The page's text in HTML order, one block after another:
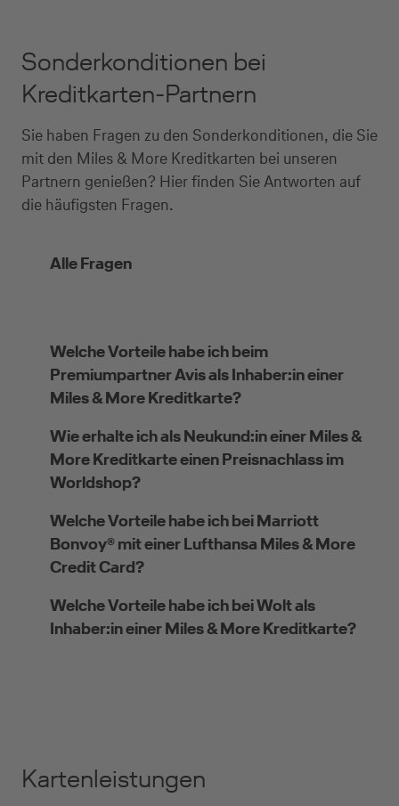
Sonderkonditionen bei
Kreditkarten-Partnern
Sie haben Fragen zu den Sonderkonditionen, die Sie
mit den Miles & More Kreditkarten bei unseren
Partnern genießen? Hier finden Sie Antworten auf
die häufigsten Fragen.
Alle Fragen
Welche Vorteile habe ich beim
Premiumpartner Avis als Inhaber:in einer
Miles & More Kreditkarte?
Wie erhalte ich als Neukund:in einer Miles &
More Kreditkarte einen Preisnachlass im
Worldshop?
Welche Vorteile habe ich bei Marriott
Bonvoy® mit einer Lufthansa Miles & More
Credit Card?
Welche Vorteile habe ich bei Wolt als
Inhaber:in einer Miles & More Kreditkarte?
Kartenleistungen